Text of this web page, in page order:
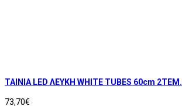
ΤΑΙΝΙΑ LED ΛΕΥΚΗ WHITE TUBES 60cm 2ΤΕΜ.
73,70€